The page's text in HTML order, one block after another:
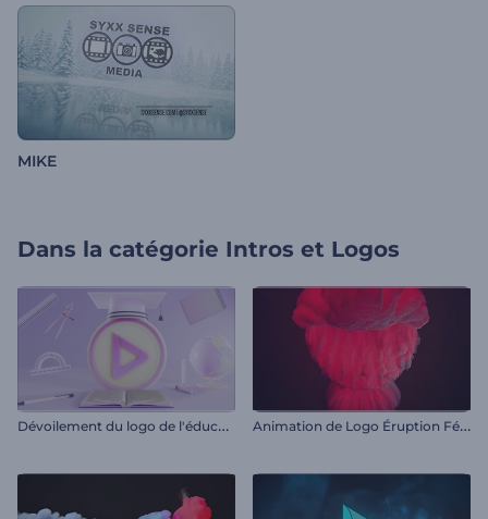
MIKE
Dans la catégorie Intros et Logos
D
évoilement du logo de l'éducation A
nimation de Logo Éruption Féroce